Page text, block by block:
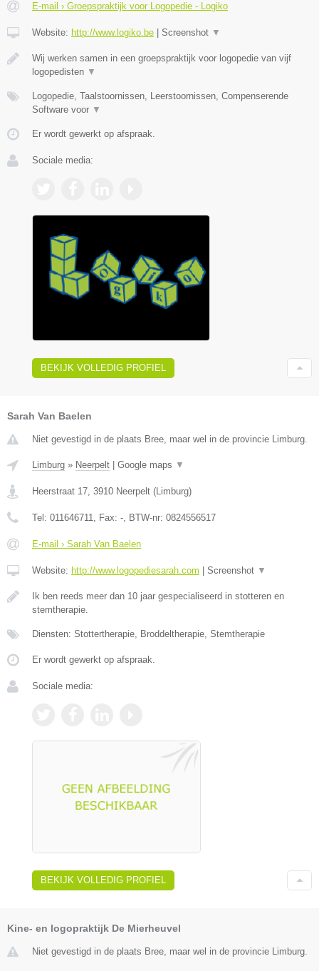
E-mail › Groepspraktijk voor Logopedie - Logiko
Website: http://www.logiko.be Screenshot ▼
Wij werken samen in een groepspraktijk voor logopedie van vijf
logopedisten ▼
Logopedie, Taalstoornissen, Leerstoornissen, Compenserende
Software voor ▼
Er wordt gewerkt op afspraak.
Sociale media:
BEKIJK VOLLEDIG PROFIEL
Sarah Van Baelen
Niet gevestigd in de plaats Bree, maar wel in de provincie Limburg.
Limburg » Neerpelt | Google maps ▼
Heerstraat 17 3910 Neerpelt (Limburg)
Tel: 011646711 , Fax: - , BTW-nr: 0824556517
E-mail › Sarah Van Baelen
Website: http://www.logopediesarah.com | Screenshot ▼
Ik ben reeds meer dan 10 jaar gespecialiseerd in stotteren en
stemtherapie.
Diensten: Stottertherapie, Broddeltherapie, Stemtherapie
Er wordt gewerkt op afspraak.
Sociale media:
BEKIJK VOLLEDIG PROFIEL
Kine- en logopraktijk De Mierheuvel
Niet gevestigd in de plaats Bree, maar wel in de provincie Limburg.